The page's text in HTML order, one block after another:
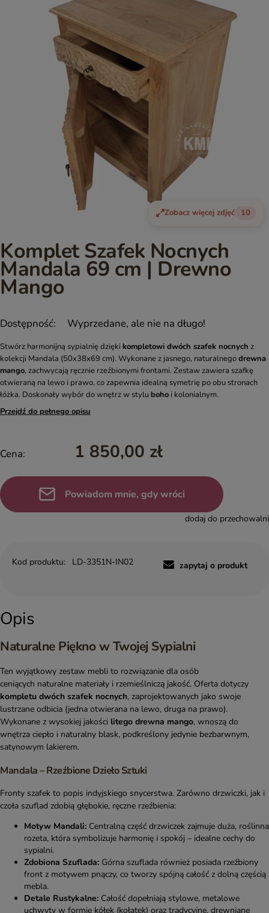
Zobacz więcej zdjęć 10
Komplet Szafek Nocnych
Mandala 69 cm | Drewno
Mango
Dostępność: Wyprzedane, ale nie na długo!
Stwórz harmonijną sypialnię dzięki kompletowi dwóch szafek nocnych z
kolekcji Mandala (50x38x69 cm). Wykonane z jasnego, naturalnegodrewna
mango, zachwycają ręcznie rzeźbionymi frontami. Zestaw zawiera szafkę
otwieraną na lewo i prawo, co zapewnia idealną symetrię po obu stronach
łóżka. Doskonały wybór do wnętrz w stylu boho i kolonialnym.
Przejdź do pełnego opisu
Cena: 1 850,00 zł
Powiadom mnie, gdy wróci
dodaj do przechowalni
Kod produktu: LD-3351N-IN02 zapytaj o produkt
Opis
Naturalne Piękno w Twojej Sypialni
Ten wyjątkowy zestaw mebli to rozwiązanie dla osób
ceniących naturalne materiały i rzemieślniczą jakość. Oferta dotyczy
kompletu dwóch szafek nocnych, zaprojektowanych jako swoje
lustrzane odbicia (jedna otwierana na lewo, druga na prawo).
Wykonane z wysokiej jakości litego drewna mango, wnoszą do
wnętrza ciepło i naturalny blask, podkreślony jedynie bezbarwnym,
satynowym lakierem.
Mandala – Rzeźbione Dzieło Sztuki
Fronty szafek to popis indyjskiego snycerstwa. Zarówno drzwiczki, jak i
czoła szuflad zdobią głębokie, ręczne rzeźbienia:
Motyw Mandali: Centralną część drzwiczek zajmuje duża, roślinna
rozeta, która symbolizuje harmonię i spokój – idealne cechy do
sypialni.
Zdobiona Szuflada: Górna szuflada również posiada rzeźbiony
front z motywem pnączy, co tworzy spójną całość z dolną częścią
mebla.
Detale Rustykalne: Całość dopełniają stylowe, metalowe
uchwyty w formie kółek (kołatek) oraz tradycyjne, drewniane